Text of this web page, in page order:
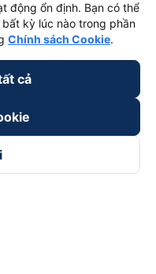
động ổn định. Bạn có thể
kỳ lúc nào trong phần
Chính sách Cookie.
cả